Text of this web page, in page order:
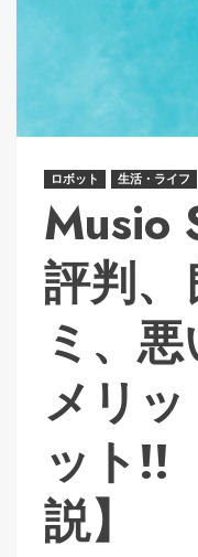
ロボット 生活・ライフ
Musio
評判、
ミ、悪
メリ
ット!!
説】